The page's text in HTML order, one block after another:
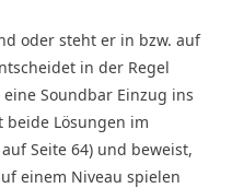
oder steht er in bzw. auf
in der Regel
Soundbar Einzug ins
beide Lösungen im
Seite 64) und beweist,
einem Niveau spielen